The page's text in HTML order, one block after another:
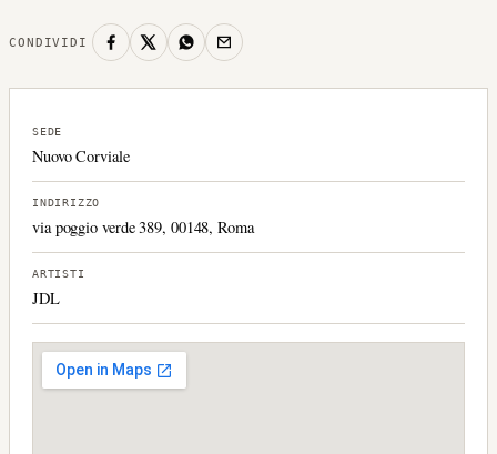
CONDIVIDI
SEDE
Nuovo Corviale
INDIRIZZO
via poggio verde 389, 00148, Roma
ARTISTI
JDL